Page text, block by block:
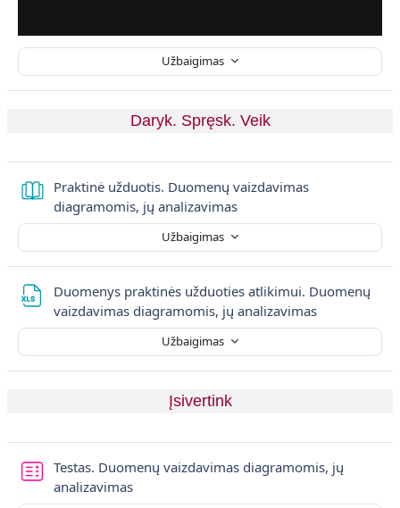
Užbaigimas
Daryk. Spręsk. Veik
Praktinė užduotis. Duomenų vaizdavimas
diagramomis, jų analizavimasKnyga
Užbaigimas
Duomenys praktinės užduoties atlikimui. Duomenų
vaizdavimas diagramomis, jų analizavimas
Užbaigimas
Įsivertink
Testas. Duomenų vaizdavimas diagramomis, jų
analizavimas